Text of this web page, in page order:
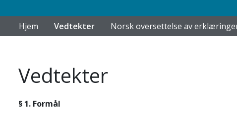
Hjem Vedtekter Norsk oversettelse av
Vedtekter
§ 1. Formål